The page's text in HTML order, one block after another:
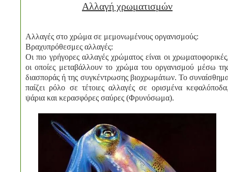
Αλλαγή χρωματισμών
Αλλαγές στο χρώμα σε μεμονωμένους οργανισμούς:
Βραχυπρόθεσμες αλλαγές:
Οι πιο γρήγορες αλλαγές χρώματος είναι οι
οι οποίες μεταβάλλουν το χρώμα του οργανισμού μέσω
διασποράς ή της συγκέντρωσης βιοχρωμάτων. Το
παίζει ρόλο σε τέτοιες αλλαγές σε ορισμένα
ψάρια και κερασφόρες σαύρες (Φρυνόσωμα).